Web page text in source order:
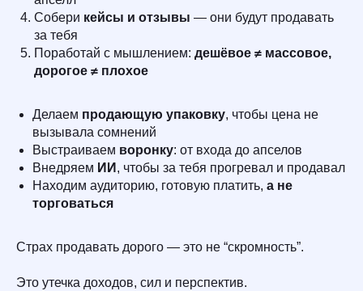
Собери кейсы и отзывы — они будут продавать
за тебя
Поработай с мышлением: дешёвое ≠ массовое,
дорогое ≠ плохое
Делаем продающую упаковку, чтобы цена не
вызывала сомнений
Выстраиваем воронку: от входа до апселов
Внедряем ИИ , чтобы за тебя прогревал и продавал
Находим аудиторию, готовую платить, а не
торговаться
Страх продавать дорого — это не “скромность”.
Это утечка доходов, сил и перспектив.